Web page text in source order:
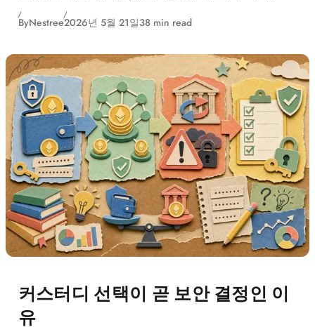
ByNestree2026년 5월 21일38 min read
커스터디 선택이 곧 보안 결정인 이
유